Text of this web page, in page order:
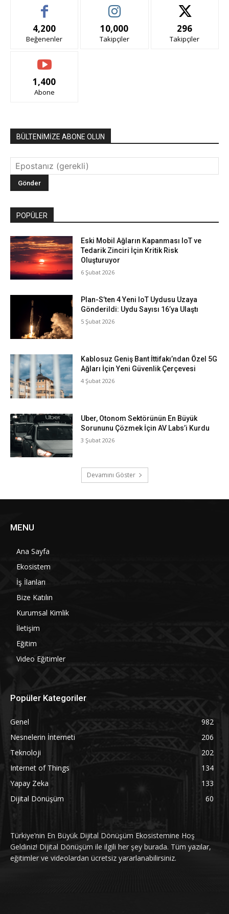
4,200
Beğenenler
10,000
Takipçiler
296
Takipçiler
1,400
Abone
BÜLTENİMİZE ABONE OLUN
POPÜLER
Eski Mobil Ağların Kapanması IoT ve
Tedarik Zinciri İçin Kritik Risk
Oluşturuyor
6 Şubat 2026
Plan-S’ten 4 Yeni IoT Uydusu Uzaya
Gönderildi: Uydu Sayısı 16’ya Ulaştı
5 Şubat 2026
Kablosuz Geniş Bant İttifakı’ndan Özel 5G
Ağları İçin Yeni Güvenlik Çerçevesi
4 Şubat 2026
Uber, Otonom Sektörünün En Büyük
Sorununu Çözmek İçin AV Labs’i Kurdu
3 Şubat 2026
Devamını Göster
MENU
Ana Sayfa
Ekosistem
İş İlanları
Bize Katılın
Kurumsal Kimlik
İletişim
Eğitim
Video Eğitimler
Popüler Kategoriler
Genel
982
Nesnelerin İnterneti
206
Teknoloji
202
Internet of Things
134
Yapay Zeka
133
Dijital Dönüşüm
60
Türkiye’nin En Büyük Dijital Dönüşüm Ekosistemine Hoş
Geldiniz! Dijital Dönüşüm ile ilgili her şey burada. Tüm yazılar,
eğitimler ve videolardan ücretsiz yararlanabilirsiniz.